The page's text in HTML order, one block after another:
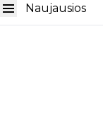
Naujausios